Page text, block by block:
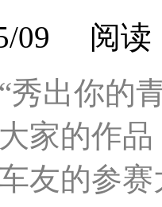
09 阅读
秀出你的
家的作
友的参